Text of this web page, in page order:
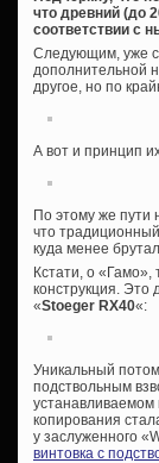
что древний (до
соответствии с
Следующим, уже
дополнительной
другое, но по
А вот и принцип
По этому же пути
что
куда менее
Кстати, о
конструкция. Это
«Stoeger RX40«:
Уникальный
подствольным
копирования
у заслуженного
винтовка с